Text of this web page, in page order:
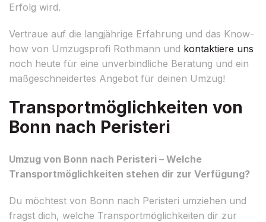
Erfolg wird.
Vertraue auf die langjährige Erfahrung und das Know-
how von Umzugsprofi Rothmann und kontaktiere uns
noch heute für eine unverbindliche Beratung und ein
maßgeschneidertes Angebot für deinen Umzug!
Transportmöglichkeiten von
Bonn nach Peristeri
Umzug von Bonn nach Peristeri – Welche
Transportmöglichkeiten stehen dir zur Verfügung?
Du möchtest von Bonn nach Peristeri umziehen und
fragst dich, welche Transportmöglichkeiten dir zur